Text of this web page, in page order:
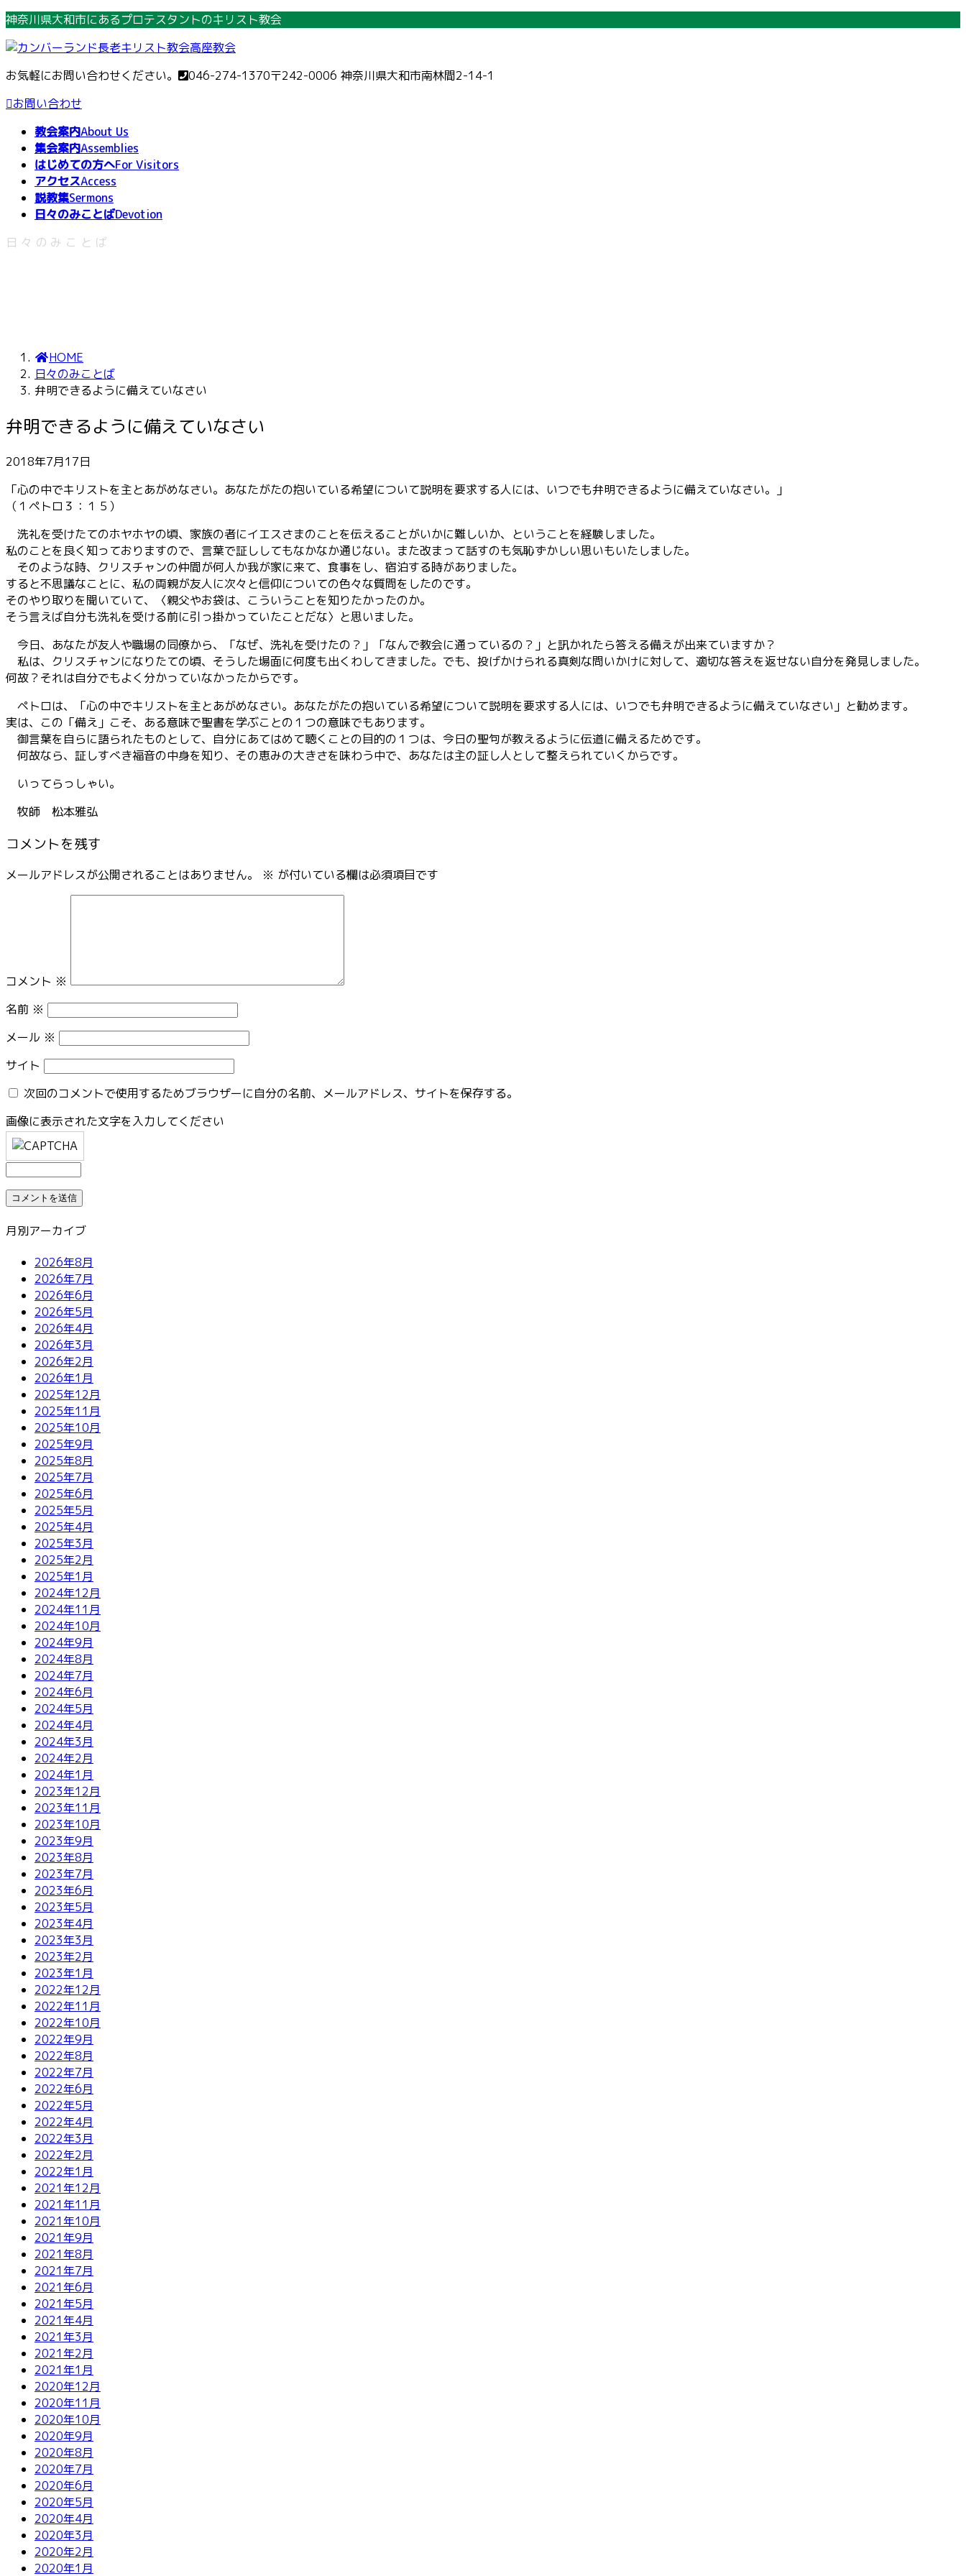
コ
テ
ン
ツ
へ
ナ
ゲ
ー
シ
ョ
神奈川県大和市にあるプロテスタントのキリスト教会
お気軽にお問い合わせください。 046-274-1370〒242-0006 神奈川県大和市南林間2-14-1
お問い合わせ
教会案内About Us
集会案内Assemblies
はじめての方へFor Visitors
アクセスAccess
説教集Sermons
日々のみことばDevotion
日々のみことば
HOME
日々のみことば
弁明できるように備えていなさい
弁明できるように備えていなさい
2018年7月17日
「心の中でキリストを主とあがめなさい。あなたがたの抱いている希望について説明を要求する人には、いつでも弁明できるように備えていなさい。」
（１ペトロ３：１５）
洗礼を受けたてのホヤホヤの頃、家族の者にイエスさまのことを伝えることがいかに難しいか、ということを経験しました。
私のことを良く知っておりますので、言葉で証ししてもなかなか通じない。また改まって話すのも気恥ずかしい思いもいたしました。
そのような時、クリスチャンの仲間が何人か我が家に来て、食事をし、宿泊する時がありました。
すると不思議なことに、私の両親が友人に次々と信仰についての色々な質問をしたのです。
そのやり取りを聞いていて、〈親父やお袋は、こういうことを知りたかったのか。
そう言えば自分も洗礼を受ける前に引っ掛かっていたことだな〉と思いました。
今日、あなたが友人や職場の同僚から、「なぜ、洗礼を受けたの？」「なんで教会に通っているの？」と訊かれたら答える備えが出来ていますか？
私は、クリスチャンになりたての頃、そうした場面に何度も出くわしてきました。でも、投げかけられる真剣な問いかけに対して、適切な答えを返せない自分を発見しました。
何故？それは自分でもよく分かっていなかったからです。
ペトロは、「心の中でキリストを主とあがめなさい。あなたがたの抱いている希望について説明を要求する人には、いつでも弁明できるように備えていなさい」と勧めます。
実は、この「備え」こそ、ある意味で聖書を学ぶことの１つの意味でもあります。
御言葉を自らに語られたものとして、自分にあてはめて聴くことの目的の１つは、今日の聖句が教えるように伝道に備えるためです。
何故なら、証しすべき福音の中身を知り、その恵みの大きさを味わう中で、あなたは主の証し人として整えられていくからです。
いってらっしゃい。
牧師 松本雅弘
コメントを残す
メールアドレスが公開されることはありません。 ※ が付いている欄は必須項目です
コメント ※
名前 ※
メール ※
サイト
次回のコメントで使用するためブラウザーに自分の名前、メールアドレス、サイトを保存する。
画像に表示された文字を入力してください
月別アーカイブ
2026年8月
2026年7月
2026年6月
2026年5月
2026年4月
2026年3月
2026年2月
2026年1月
2025年12月
2025年11月
2025年10月
2025年9月
2025年8月
2025年7月
2025年6月
2025年5月
2025年4月
2025年3月
2025年2月
2025年1月
2024年12月
2024年11月
2024年10月
2024年9月
2024年8月
2024年7月
2024年6月
2024年5月
2024年4月
2024年3月
2024年2月
2024年1月
2023年12月
2023年11月
2023年10月
2023年9月
2023年8月
2023年7月
2023年6月
2023年5月
2023年4月
2023年3月
2023年2月
2023年1月
2022年12月
2022年11月
2022年10月
2022年9月
2022年8月
2022年7月
2022年6月
2022年5月
2022年4月
2022年3月
2022年2月
2022年1月
2021年12月
2021年11月
2021年10月
2021年9月
2021年8月
2021年7月
2021年6月
2021年5月
2021年4月
2021年3月
2021年2月
2021年1月
2020年12月
2020年11月
2020年10月
2020年9月
2020年8月
2020年7月
2020年6月
2020年5月
2020年4月
2020年3月
2020年2月
2020年1月